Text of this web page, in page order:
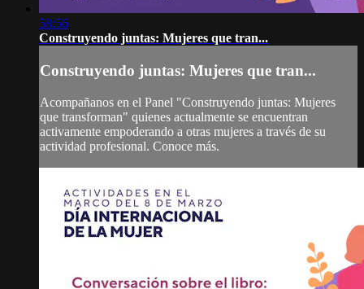
58:56
Construyendo juntas: Mujeres que tran...
Construyendo juntas: Mujeres que tran...
Acompañanos en el Panel "Construyendo juntas: Mujeres
que transforman" quienes actualmente se encuentran
activamente empoderando a otras mujeres a través de su
actividad profesional. Conoce más.